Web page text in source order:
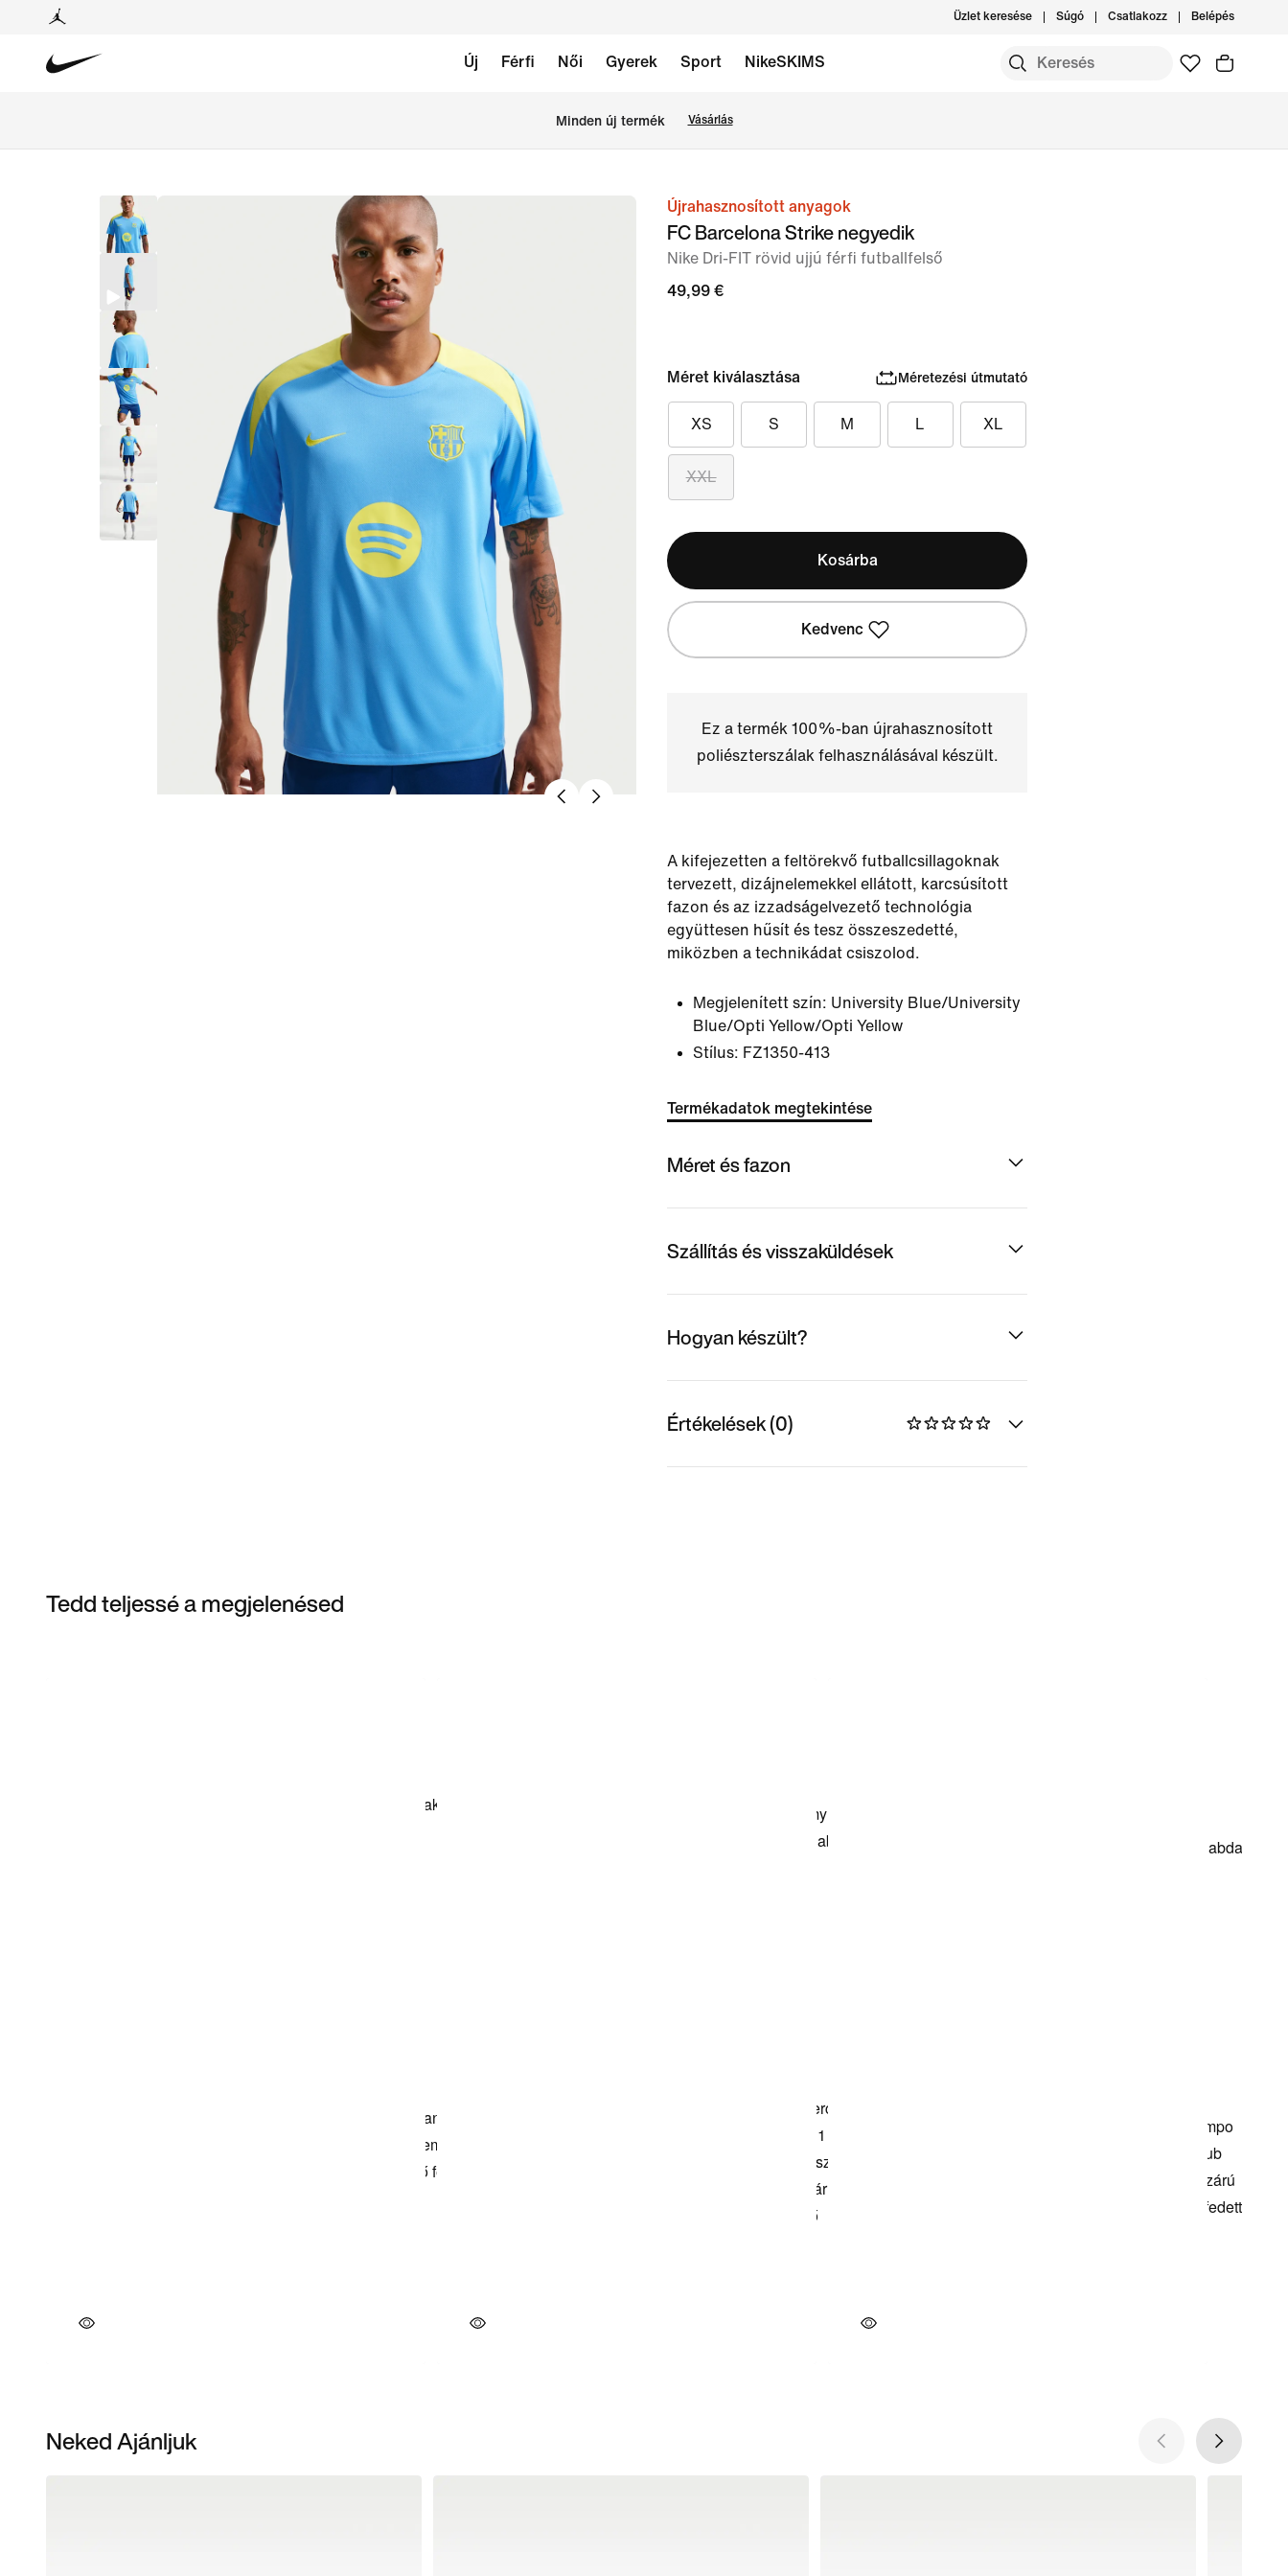
Üzlet keresése Súgó Csatlakozz Belépés
Új Férfi Női Gyerek Sport NikeSKIMS
Minden új termék Vásárlás
Újrahasznosított anyagok
FC Barcelona Strike negyedik
Nike Dri-FIT rövid ujjú férfi futballfelső
49,99 €
Méret kiválasztása Méretezési útmutató
XS S M L XL
XXL
Kosárba
Kedvenc
Ez a termék 100%-ban újrahasznosított
poliészterszálak felhasználásával készült.
A kifejezetten a feltörekvő futballcsillagoknak
tervezett, dizájnelemekkel ellátott, karcsúsított
fazon és az izzadságelvezető technológia
együttesen hűsít és tesz összeszedetté,
miközben a technikádat csiszolod.
Megjelenített szín: University Blue/University
Blue/Opti Yellow/Opti Yellow
Stílus: FZ1350-413
Termékadatok megtekintése
Méret és fazon
Szállítás és visszaküldések
Hogyan készült?
Értékelések (0)
Tedd teljessé a megjelenésed
Neked Ajánljuk